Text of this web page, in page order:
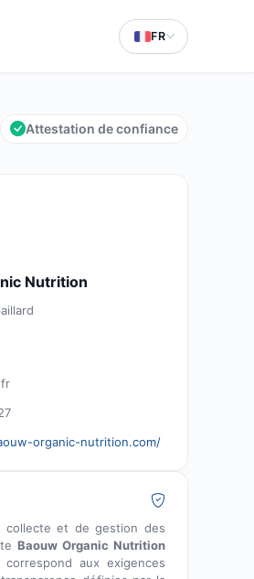
FR
Attestation de confiance
Nutrition
organic-nutrition.com/
collecte et de gestion des
Baouw Organic Nutrition
aux exigences